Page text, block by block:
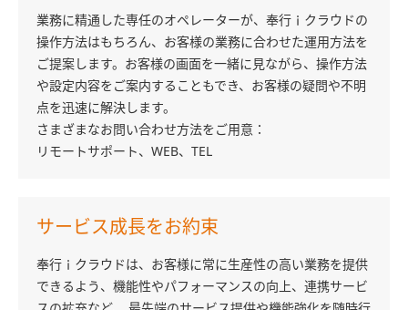
業務に精通した専任のオペレーターが、奉行ｉクラウドの
操作方法はもちろん、お客様の業務に合わせた運用方法を
ご提案します。お客様の画面を一緒に見ながら、操作方法
や設定内容をご案内することもでき、お客様の疑問や不明
点を迅速に解決します。
さまざまなお問い合わせ方法をご用意：
リモートサポート、WEB、TEL
サービス成長をお約束
奉行ｉクラウドは、お客様に常に生産性の高い業務を提供
できるよう、機能性やパフォーマンスの向上、連携サービ